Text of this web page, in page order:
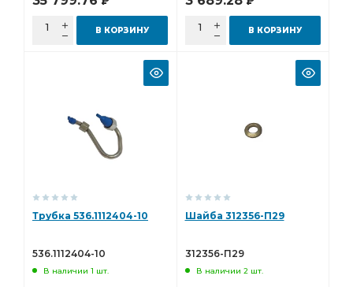
В КОРЗИНУ В КОРЗИНУ
Трубка 536.1112404-10
536.1112404-10
В наличии 1 шт.
Шайба 312356-П29
312356-П29
В наличии 2 шт.